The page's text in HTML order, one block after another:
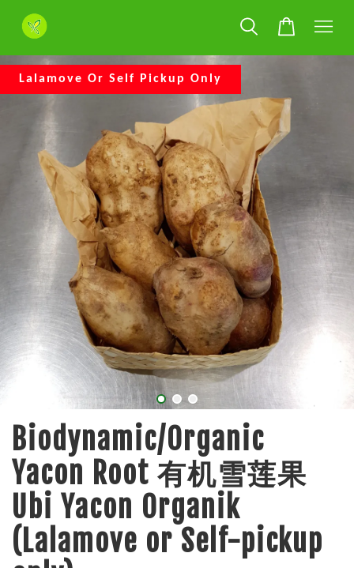
Lalamove Or Self Pickup Only
Biodynamic/Organic
Yacon Root 有机雪莲果
Ubi Yacon Organik
(Lalamove or Self-pickup